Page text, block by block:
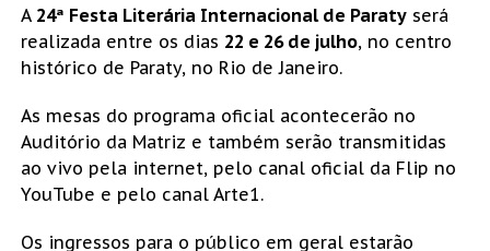
A 24ª Festa Literária Internacional de Paraty será
realizada entre os dias 22 e 26 de julho, no centro
histórico de Paraty, no Rio de Janeiro.
As mesas do programa oficial acontecerão no
Auditório da Matriz e também serão transmitidas
ao vivo pela internet, pelo canal oficial da Flip no
YouTube e pelo canal Arte1.
Os ingressos para o público em geral estarão